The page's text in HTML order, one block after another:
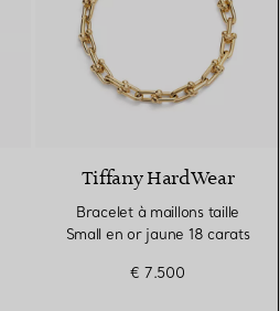
Tiffany HardWear
Bracelet à maillons taille
Small en or jaune 18 carats
€ 7.500